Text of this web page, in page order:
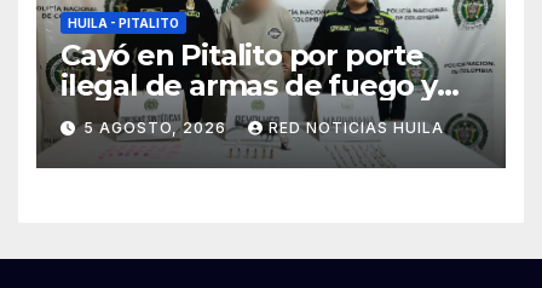
HUILA - PITALITO
Cayó en Pitalito por porte
ilegal de armas de fuego y
tráfico de estupefacientes
5 AGOSTO, 2026 RED NOTICIAS HUILA